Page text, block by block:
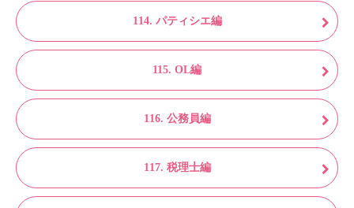
114. パティシエ編
115. OL編
116. 公務員編
117. 税理士編